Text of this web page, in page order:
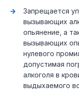
Запрещается
вызывающих
опьянение, а
вызывающих
нулевого
допустимая
алкоголя в
выдыхаемого